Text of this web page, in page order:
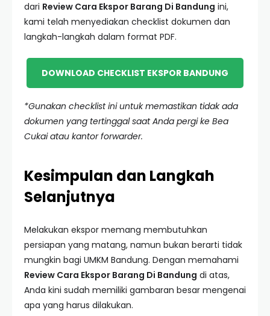
dari Review Cara Ekspor Barang Di Bandung ini,
kami telah menyediakan checklist dokumen dan
langkah-langkah dalam format PDF.
DOWNLOAD CHECKLIST EKSPOR BANDUNG
*Gunakan checklist ini untuk memastikan tidak ada
dokumen yang tertinggal saat Anda pergi ke Bea
Cukai atau kantor forwarder.
Kesimpulan dan Langkah
Selanjutnya
Melakukan ekspor memang membutuhkan
persiapan yang matang, namun bukan berarti tidak
mungkin bagi UMKM Bandung. Dengan memahami
Review Cara Ekspor Barang Di Bandung di atas,
Anda kini sudah memiliki gambaran besar mengenai
apa yang harus dilakukan.